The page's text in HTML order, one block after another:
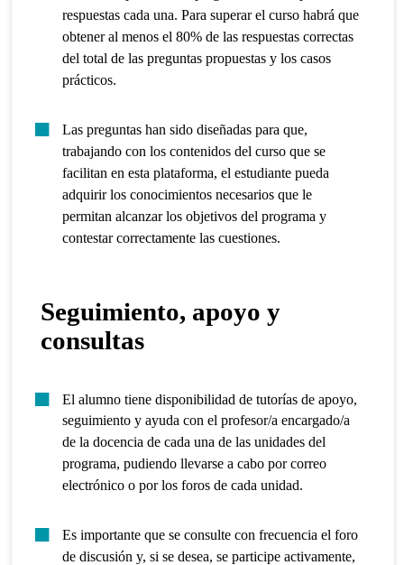
respuestas cada una. Para superar el curso habrá que
obtener al menos el 80% de las respuestas correctas
del total de las preguntas propuestas y los casos
prácticos.
Las preguntas han sido diseñadas para que,
trabajando con los contenidos del curso que se
facilitan en esta plataforma, el estudiante pueda
adquirir los conocimientos necesarios que le
permitan alcanzar los objetivos del programa y
contestar correctamente las cuestiones.
Seguimiento, apoyo y
consultas
El alumno tiene disponibilidad de tutorías de apoyo,
seguimiento y ayuda con el profesor/a encargado/a
de la docencia de cada una de las unidades del
programa, pudiendo llevarse a cabo por correo
electrónico o por los foros de cada unidad.
Es importante que se consulte con frecuencia el foro
de discusión y, si se desea, se participe activamente,